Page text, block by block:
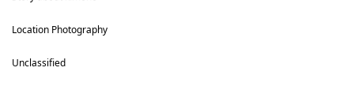
Location Photography
Unclassified